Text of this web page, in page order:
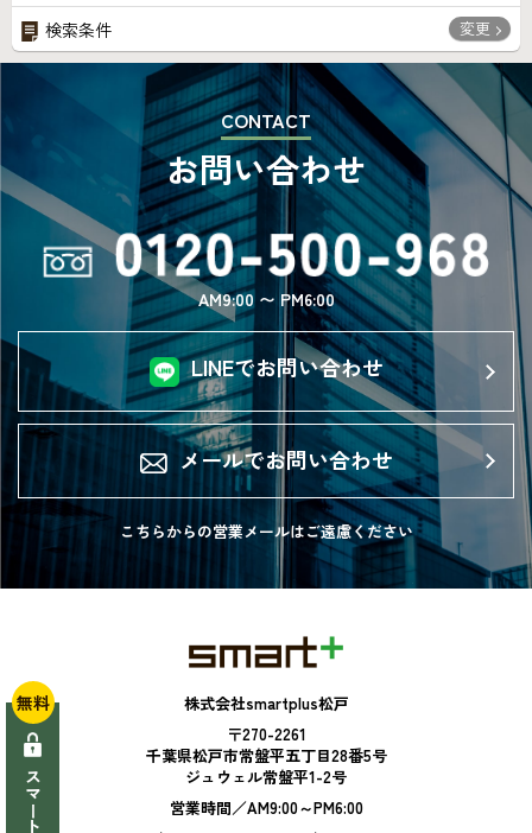
検索条件 変更
CONTACT
お問い合わせ
AM9:00 〜 PM6:00
LINEでお問い合わせ
メールでお問い合わせ
こちらからの営業メールはご遠慮ください
株式会社smartplus松戸
〒270-2261
千葉県松戸市常盤平五丁目28番5号
ジュウェル常盤平1-2号
営業時間／AM9:00～PM6:00
無料